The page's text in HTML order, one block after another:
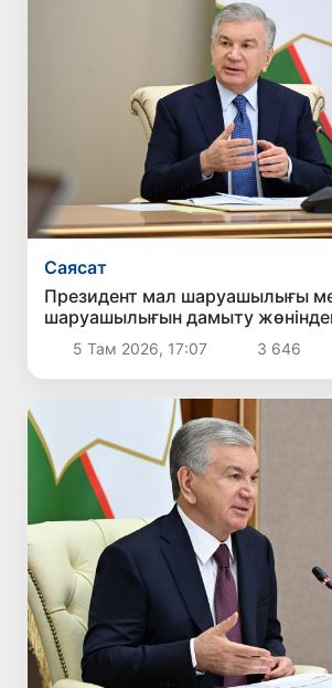
Саясат
Президент мал шаруашылығы
шаруашылығын дамыту
шаралармен танысты
5 Там 2026, 17:07 3 646